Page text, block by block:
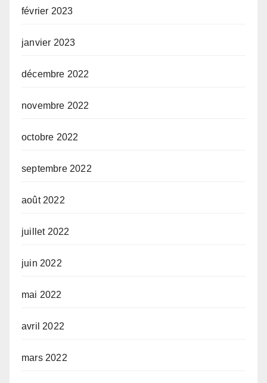
février 2023
janvier 2023
décembre 2022
novembre 2022
octobre 2022
septembre 2022
août 2022
juillet 2022
juin 2022
mai 2022
avril 2022
mars 2022